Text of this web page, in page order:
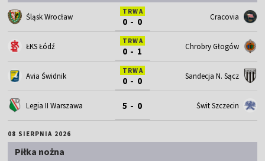
Śląsk Wrocław
TRWA
0 - 0 Cracovia
ŁKS Łódź
TRWA
0 - 1 Chrobry Głogów
Avia Świdnik
TRWA
0 - 0 Sandecja N. Sącz
Legia II Warszawa 5 - 0 Świt Szczecin
08 SIERPNIA 2026
Piłka nożna